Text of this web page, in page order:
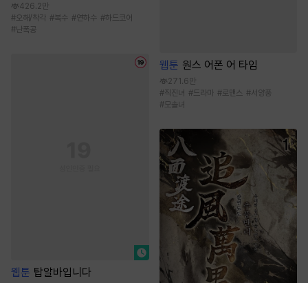
426.2만
#오해/착각 #복수 #연하수 #하드코어
#난폭공
웹툰 탑알바입니다
웹툰 원스 어폰 어 타임
271.6만
#직진녀 #드라마 #로맨스 #서양풍
#모솔녀